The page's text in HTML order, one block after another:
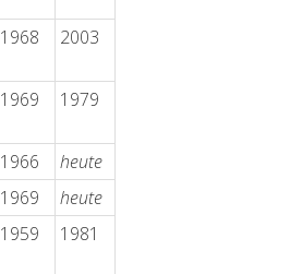
1968 2003
1969 1979
1966
heute
1969
heute
1959 1981